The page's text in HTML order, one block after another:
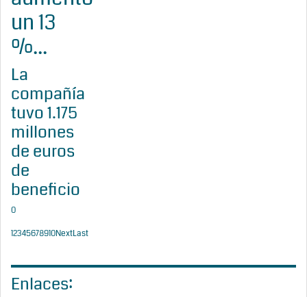
un 13
%...
La
compañía
tuvo 1.175
millones
de euros
de
beneficio
0
12345678910NextLast
Enlaces: